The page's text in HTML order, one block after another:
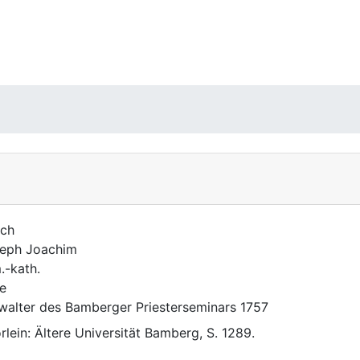
Joachim
kath.
des Bamberger Priesterseminars 1757
Ältere Universität Bamberg, S. 1289.